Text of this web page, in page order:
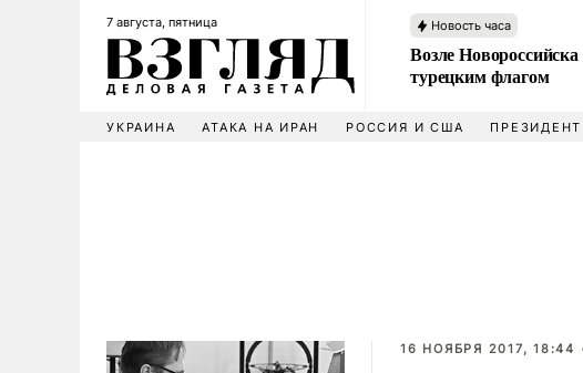
7 августа, пятница Новость часа
Возле Новороссийска
турецким флагом
УКРАИНА АТАКА НА ИРАН РОССИЯ И США
16 НОЯБРЯ 2017, 18:44